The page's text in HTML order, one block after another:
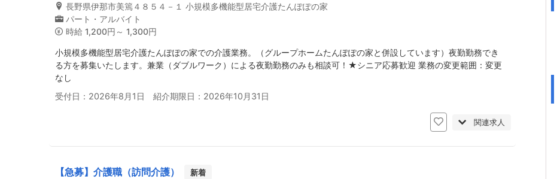
長野県伊那市美篶４８５４－１ 小規模多機能型居宅介護たんぽぽの家
パート・アルバイト
時給 1,200円～ 1,300円
小規模多機能型居宅介護たんぽぽの家での介護業務。（グループホームたんぽぽの家と併設しています）夜勤勤務でき
る方を募集いたします。兼業（ダブルワーク）による夜勤勤務のみも相談可！★シニア応募歓迎 業務の変更範囲：変更
なし
受付日：2026年8月1日 紹介期限日：2026年10月31日
関連求人
【急募】介護職（訪問介護） 新着